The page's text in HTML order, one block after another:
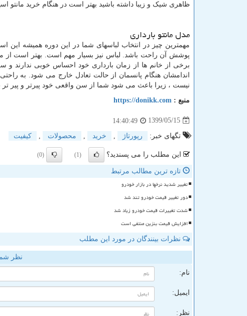
ظاهری شیک و زیبا داشته باشید بهتر است در هنگام خرید
مدل مانتو بارداری
مهمترین چیز در انتخاب لباسهای شما در این دوره همیشه این
پوشش آن راحت باشد. لباس نیز بسیار مهم است. بهتر است از
برخی از خانم ها از زمان بارداری خود احساس خوبی ندارند و
اندامشان هنگام پانسمان از حالت تعادل خارج می شود. به
نیست ، زیرا باعث می شود شما از سن واقعی خود پیرتر و پیر تر
منبع : https://donikk.com
1399/05/15
14:40:49
تگهای خبر: رپورتاژ خرید محصولات كیفیت
این مطلب را می پسندید؟ (1)
(0)
تازه ترین مطالب مرتبط
تغییر شدید نرخها در بازار خودرو
دور تغییر قیمت خودرو تند شد
شدت تغییرات قیمت خودرو زیاد شد
افزایش قیمت بنزین منتفی است
نظرات بینندگان در مورد این مطلب
نظر
نام:
ایمیل:
نظر: